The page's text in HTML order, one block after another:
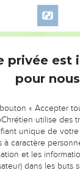
aromatique.
hommes
à tout
de Moïse,
d'Israël :
fils d'Uri, fils
de Dieu,
privée est
pour nous
« Accepter
utilise des
unique de
à caractère
et les
dans les buts